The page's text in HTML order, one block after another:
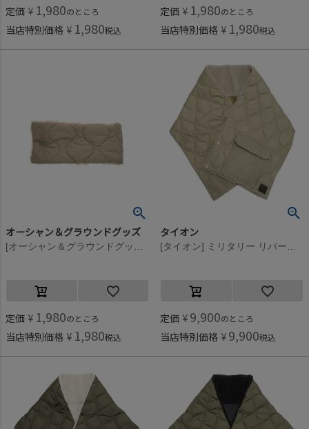
定価 ¥ 1,980のところ
当店特別価格 ¥ 1,980税込
定価 ¥ 1,980のところ
当店特別価格 ¥ 1,980税込
オーシャン＆グラウンドグッズ
定価 ¥ 1,980のところ
当店特別価格 ¥ 1,980税込
タイオン
定価 ¥ 9,900のところ
当店特別価格 ¥ 9,900税込